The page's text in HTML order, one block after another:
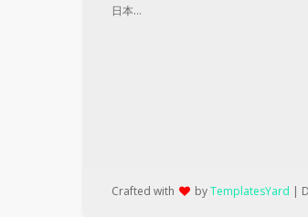
日本…
Crafted with byTemplatesYard |